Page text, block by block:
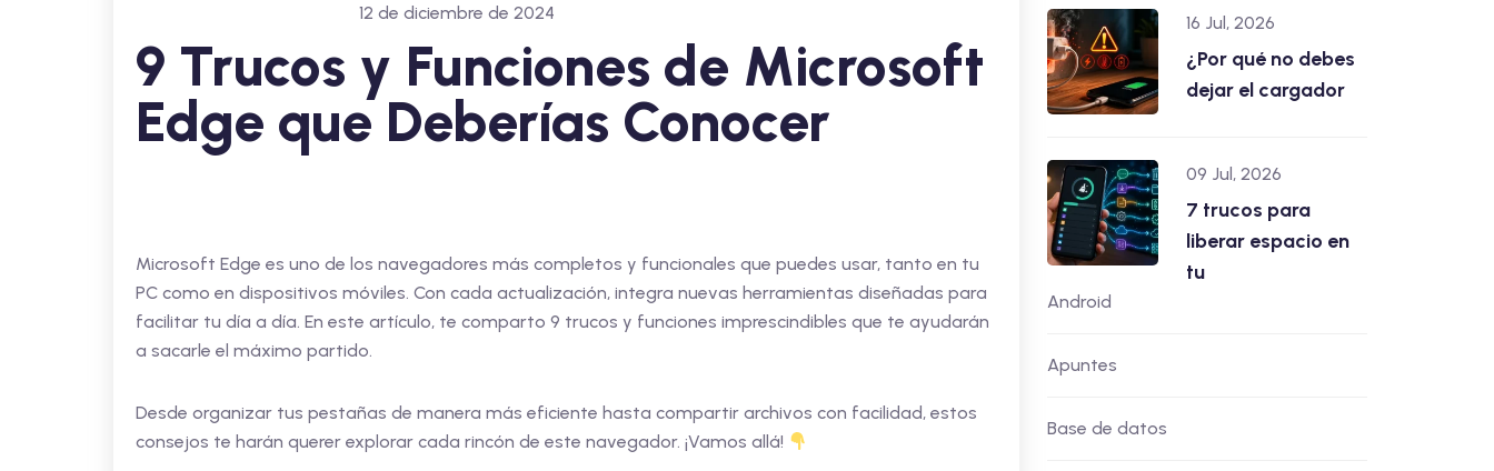
12 de diciembre de 2024
9 Trucos y Funciones de Microsoft
Edge que Deberías Conocer
Microsoft Edge es uno de los navegadores más completos y funcionales que puedes usar, tanto en tu
PC como en dispositivos móviles. Con cada actualización, integra nuevas herramientas diseñadas para
facilitar tu día a día. En este artículo, te comparto 9 trucos y funciones imprescindibles que te ayudarán
a sacarle el máximo partido.
Desde organizar tus pestañas de manera más eficiente hasta compartir archivos con facilidad, estos
consejos te harán querer explorar cada rincón de este navegador. ¡Vamos allá!
16 Jul, 2026
¿Por qué no debes
dejar el cargador
09 Jul, 2026
7 trucos para
liberar espacio en
tu
Android
Apuntes
Base de datos